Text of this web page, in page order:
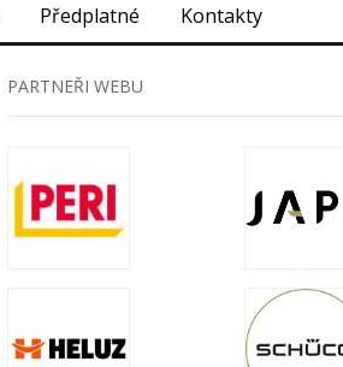
Předplatné Kontakty
PARTNEŘI WEBU